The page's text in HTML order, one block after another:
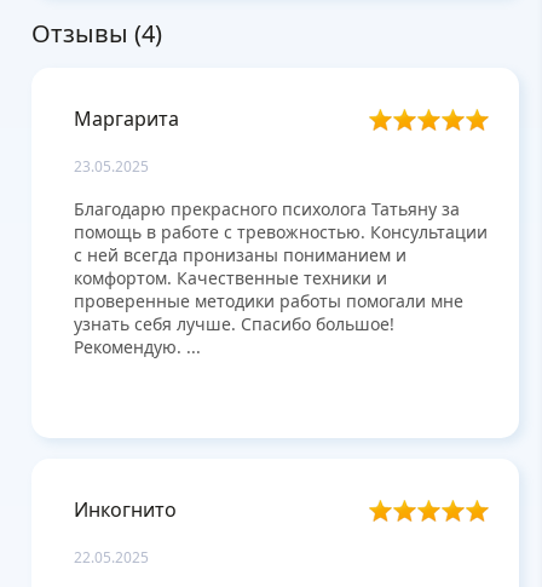
Отзывы (4)
Маргарита
23.05.2025
Благодарю прекрасного психолога Татьяну за
помощь в работе с тревожностью. Консультации
с ней всегда пронизаны пониманием и
комфортом. Качественные техники и
проверенные методики работы помогали мне
узнать себя лучше. Спасибо большое!
Рекомендую. ...
Инкогнито
22.05.2025